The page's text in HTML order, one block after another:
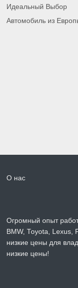
Идеальный Выбор
Автомобиль из
О нас
Огромный опыт
BMW, Toyota, Lexus,
низкие цены для
низкие цены!